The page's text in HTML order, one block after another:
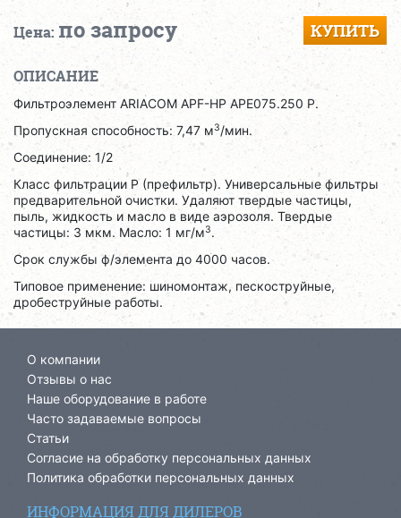
Цена: по запросу КУПИТЬ
ОПИСАНИЕ
Фильтроэлемент ARIACOM APF-HP APE075.250 P.
Пропускная способность: 7,47 м3/мин.
Соединение: 1/2
Класс фильтрации P (префильтр). Универсальные фильтры
предварительной очистки. Удаляют твердые частицы,
пыль, жидкость и масло в виде аэрозоля. Твердые
частицы: 3 мкм. Масло: 1 мг/м3.
Срок службы ф/элемента до 4000 часов.
Типовое применение: шиномонтаж, пескоструйные,
дробеструйные работы.
О компании
Отзывы о нас
Наше оборудование в работе
Часто задаваемые вопросы
Статьи
Согласие на обработку персональных данных
Политика обработки персональных данных
ИНФОРМАЦИЯ ДЛЯ ДИЛЕРОВ